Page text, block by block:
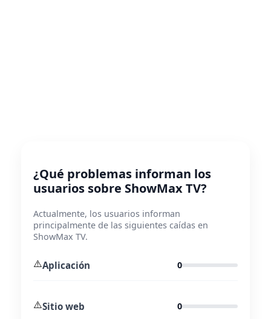
¿Qué problemas informan los
usuarios sobre ShowMax TV?
Actualmente, los usuarios informan
principalmente de las siguientes caídas en
ShowMax TV.
⚠️Aplicación 0
⚠️Sitio web 0